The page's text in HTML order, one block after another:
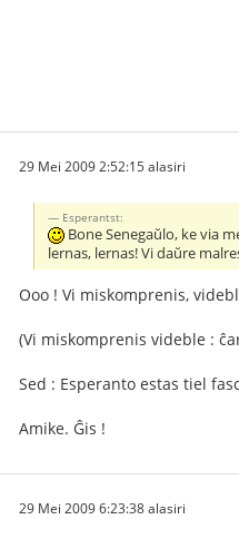
29 Mei 2009 2:52:15 alasiri
Esperantst:
Bone Senegaŭlo, ke via
lernas, lernas! Vi daŭre
Ooo ! Vi miskomprenis,
(Vi miskomprenis videble :
Sed : Esperanto estas tiel
Amike. Ĝis !
29 Mei 2009 6:23:38 alasiri